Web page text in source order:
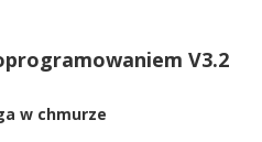
V3.2
w chmurze